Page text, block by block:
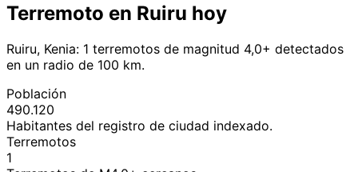
Terremoto en Ruiru hoy
Ruiru, Kenia: 1 terremotos de magnitud 4,0+ detectados
en un radio de 100 km.
Población
490.120
Habitantes del registro de ciudad indexado.
Terremotos
1